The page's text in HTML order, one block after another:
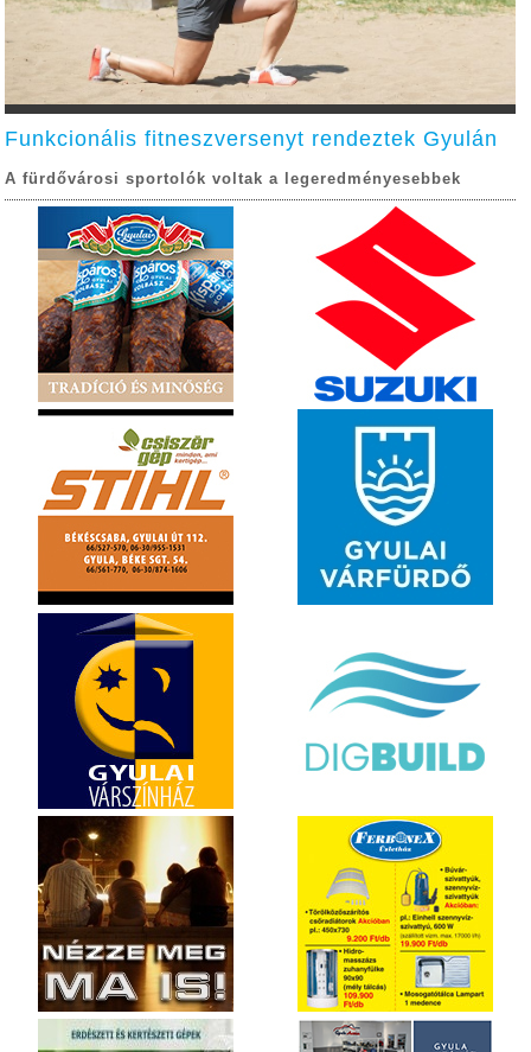
Funkcionális fitneszversenyt rendeztek Gyulán
A fürdővárosi sportolók voltak a legeredményesebbek